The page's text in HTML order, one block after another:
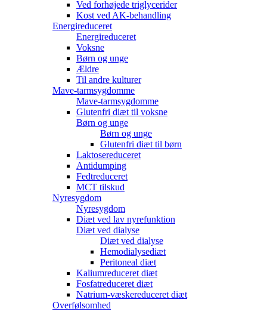
Ved forhøjede triglycerider
Kost ved AK-behandling
Energireduceret
Energireduceret
Voksne
Børn og unge
Ældre
Til andre kulturer
Mave-tarmsygdomme
Mave-tarmsygdomme
Glutenfri diæt til voksne
Børn og unge
Børn og unge
Glutenfri diæt til børn
Laktosereduceret
Antidumping
Fedtreduceret
MCT tilskud
Nyresygdom
Nyresygdom
Diæt ved lav nyrefunktion
Diæt ved dialyse
Diæt ved dialyse
Hemodialysediæt
Peritoneal diæt
Kaliumreduceret diæt
Fosfatreduceret diæt
Natrium-væskereduceret diæt
Overfølsomhed